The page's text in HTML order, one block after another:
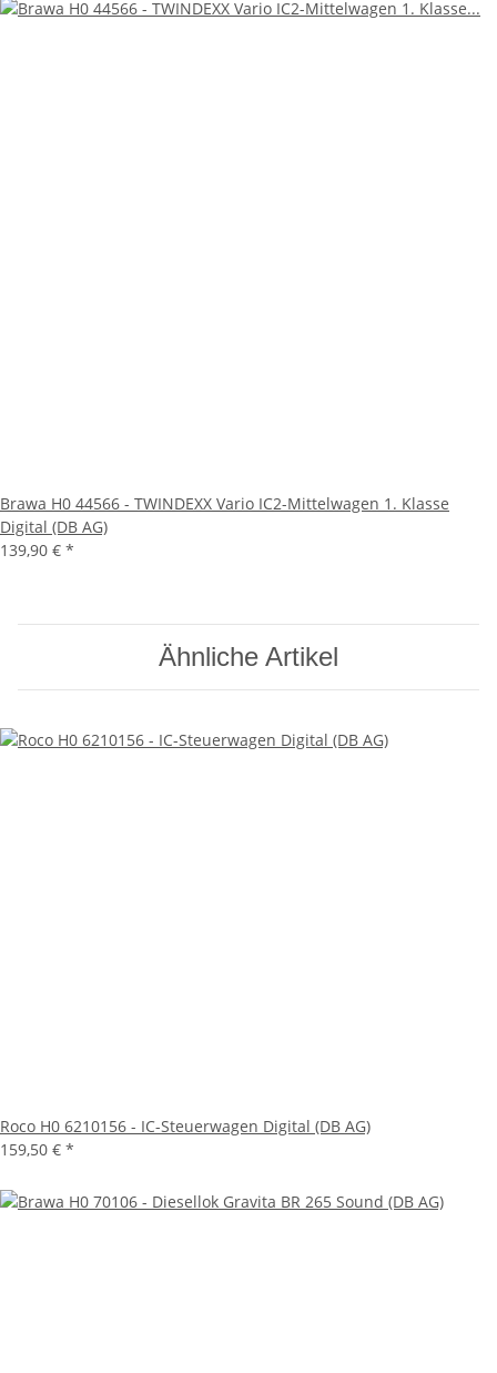
Brawa H0 44566 - TWINDEXX Vario IC2-Mittelwagen 1. Klasse
Digital (DB AG)
139,90 € *
Ähnliche Artikel
Roco H0 6210156 - IC-Steuerwagen Digital (DB AG)
159,50 € *